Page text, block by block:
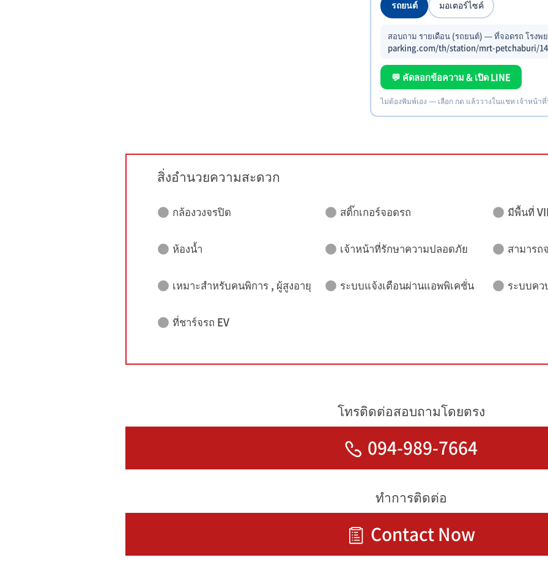
รถยนต์ มอเตอร์ไซค์
สอบถาม รายเดือน (รถยนต์) — ที่จอดรถ โรง
parking.com/th/station/mrt-petchaburi/
💬 คัดลอกข้อความ & เปิด LINE
ไม่ต้องพิมพ์เอง — เลือก กด แล้ววางในแชท เจ้าหน้า
สิ่งอำนวยความสะดวก
กล้องวงจรปิด สติ๊กเกอร์จอดรถ มีพื้นที่
ห้องน้ำ เจ้าหน้าที่รักษาความปลอดภัย สามารถ
เหมาะสำหรับคนพิการ , ผู้สูงอายุ ระบบแจ้งเตือนผ่านแอพพิเคชั่น ระบบค
ที่ชาร์จรถ EV
โทรติดต่อสอบถามโดยตรง
094-989-7664
ทำการติดต่อ
Contact Now